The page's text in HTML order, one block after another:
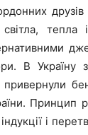
тепла
В Україну
Принцип
і